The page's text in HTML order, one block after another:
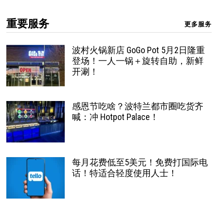
重要服务 更多服务
波村火锅新店 GoGo Pot 5月2日隆重
登场！一人一锅＋旋转自助，新鲜
开涮！
感恩节吃啥？波特兰都市圈吃货齐
喊：冲 Hotpot Palace！
每月花费低至5美元！免费打国际电
话！特适合轻度使用人士！